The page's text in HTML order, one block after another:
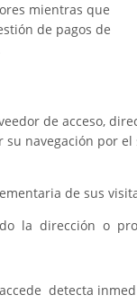
mientras que
de pagos de
de acceso,
navegación por
de sus
la dirección o
detecta